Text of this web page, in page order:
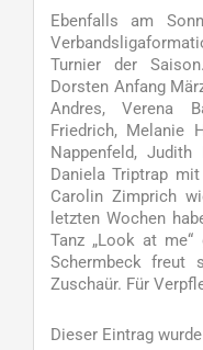
Ebenfalls am
Turnier der
Dorsten Anfang
Andres, Verena
Friedrich, Melanie
Nappenfeld, Judith
Daniela Triptrap
Carolin Zimprich
letzten Wochen
Tanz „Look at me“
Schermbeck freut
Zuschaür. Für
Dieser Eintrag